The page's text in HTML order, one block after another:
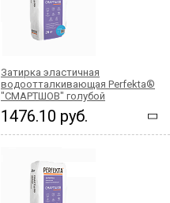
Затирка эластичная
водоотталкивающая Perfekta®
"СМАРТШОВ" голубой
1476.10 руб.